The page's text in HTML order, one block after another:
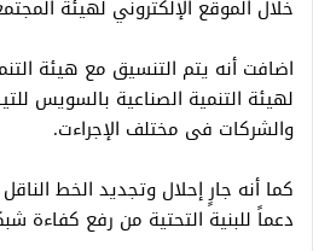
خلال الموقع الإلكتروني لهيئة
اضافت أنه يتم التنسيق مع هيئة
لهيئة التنمية الصناعية بالسويس
والشركات فى مختلف الإجراءت.
دعماً للبنية التحتية من رفع كفاءة